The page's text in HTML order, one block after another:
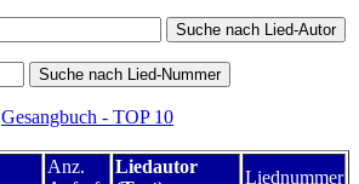
Gesangbuch - TOP 10
Anz.
Liedautor
Liednummer